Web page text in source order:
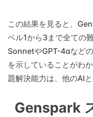
この結果を見ると、
ベル1から3まで全ての
SonnetやGPT-4αなど
を示していることがわ
題解決能力は、他のAI
Genspark